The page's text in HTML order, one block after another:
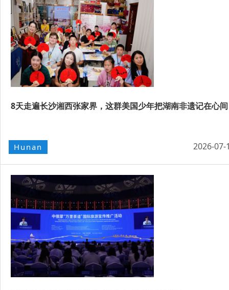
8天走遍长沙湘西张家界，这群美国少年把湖南非遗记在心间
Hunan 2026-07-